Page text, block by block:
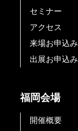
セミナー
アクセス
来場お申込み
出展お申込み
福岡会場
開催概要